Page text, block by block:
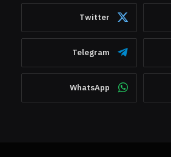
Twitter
Telegram
WhatsApp